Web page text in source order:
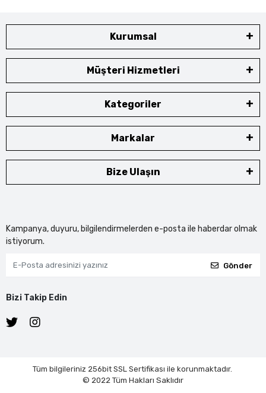
Kurumsal
Müşteri Hizmetleri
Kategoriler
Markalar
Bize Ulaşın
Kampanya, duyuru, bilgilendirmelerden e-posta ile haberdar olmak
istiyorum.
Gönder
Bizi Takip Edin
Tüm bilgileriniz 256bit SSL Sertifikası ile korunmaktadır.
© 2022 Tüm Hakları Saklıdır